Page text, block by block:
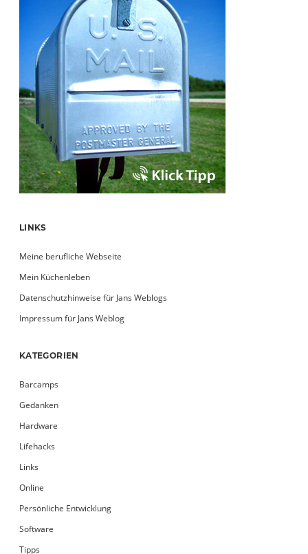
LINKS
Meine berufliche Webseite
Mein Küchenleben
Datenschutzhinweise für Jans Weblogs
Impressum für Jans Weblog
KATEGORIEN
Barcamps
Gedanken
Hardware
Lifehacks
Links
Online
Persönliche Entwicklung
Software
Tipps